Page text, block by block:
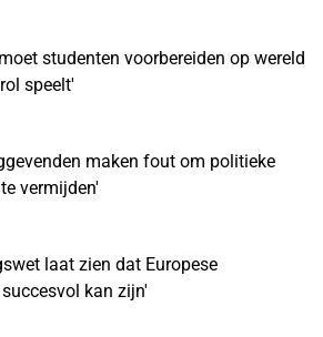
studenten voorbereiden op wereld
speelt'
maken fout om politieke
vermijden'
laat zien dat Europese
kan zijn'